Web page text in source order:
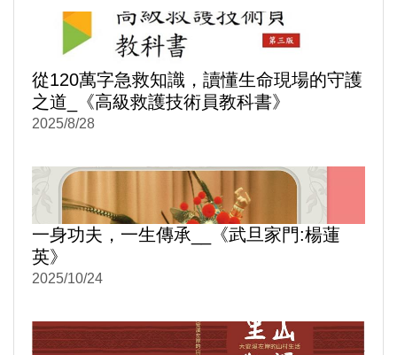
從120萬字急救知識，讀懂生命現場的守護
之道_《高級救護技術員教科書》
2025/8/28
一身功夫，一生傳承__《武旦家門:楊蓮
英》
2025/10/24